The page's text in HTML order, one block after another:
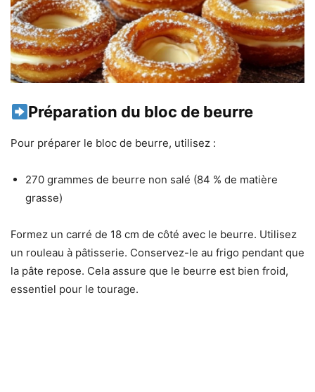
Préparation du bloc de beurre
Pour préparer le bloc de beurre, utilisez :
270 grammes de beurre non salé (84 % de matière
grasse)
Formez un carré de 18 cm de côté avec le beurre. Utilisez
un rouleau à pâtisserie. Conservez-le au frigo pendant que
la pâte repose. Cela assure que le beurre est bien froid,
essentiel pour le tourage.